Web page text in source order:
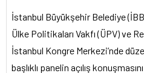
İstanbul Büyükşehir Belediye
Ülke Politikaları Vakfı (ÜPV) ve
İstanbul Kongre Merkezi’nde
başlıklı panelin açılış